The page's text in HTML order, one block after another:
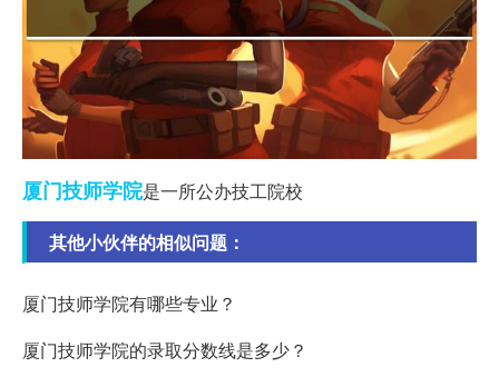
厦门技师学院是一所公办技工院校
其他小伙伴的相似问题：
厦门技师学院有哪些专业？
厦门技师学院的录取分数线是多少？